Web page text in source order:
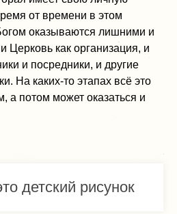
от времени в этом
оказываются лишними и
Церковь как организация, и
и посредники, и другие
На каких-то этапах всё это
а потом может оказаться и
детский рисунок